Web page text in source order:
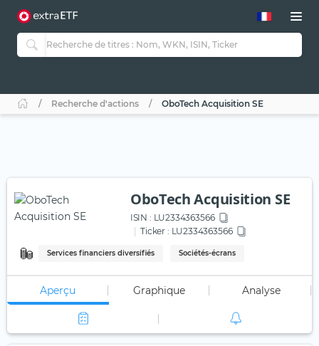
Recherche d'actions OboTech Acquisition SE
OboTech Acquisition SE
ISIN : LU2334363566
Ticker : LU2334363566
Services financiers diversifiés Sociétés-écrans
Aperçu Graphique Analyse